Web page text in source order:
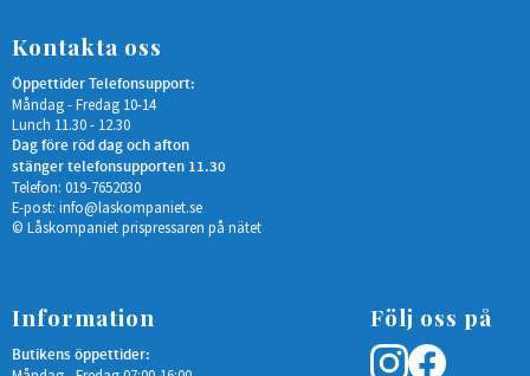
Kontakta oss
Öppettider Telefonsupport:
Måndag - Fredag 10-14
Lunch 11.30 - 12.30
Dag före röd dag och afton
stänger telefonsupporten 11.30
Telefon: 019-7652030
E-post: info@laskompaniet.se
© Låskompaniet prispressaren på nätet
Information
Butikens öppettider:
Följ oss på